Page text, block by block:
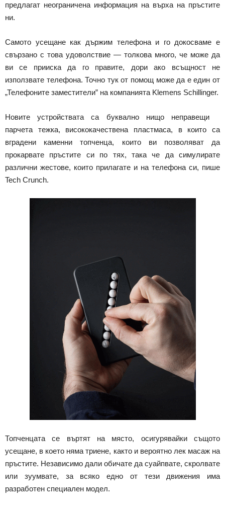
предлагат неограничена информация на върха на пръстите
ни.
Самото усещане как държим телефона и го докосваме е
свързано с това удоволствие — толкова много, че може да
ви се прииска да го правите, дори ако всъщност не
използвате телефона. Точно тук от помощ може да е един от
„Телефоните заместители” на компанията Klemens Schillinger.
Новите устройствата са буквално нищо неправещи
парчета тежка, висококачествена пластмаса, в които са
вградени каменни топченца, които ви позволяват да
прокарвате пръстите си по тях, така че да симулирате
различни жестове, които прилагате и на телефона си, пише
Tech Crunch.
Топченцата се въртят на място, осигурявайки същото
усещане, в което няма триене, както и вероятно лек масаж на
пръстите. Независимо дали обичате да суайпвате, скролвате
или зуумвате, за всяко едно от тези движения има
разработен специален модел.